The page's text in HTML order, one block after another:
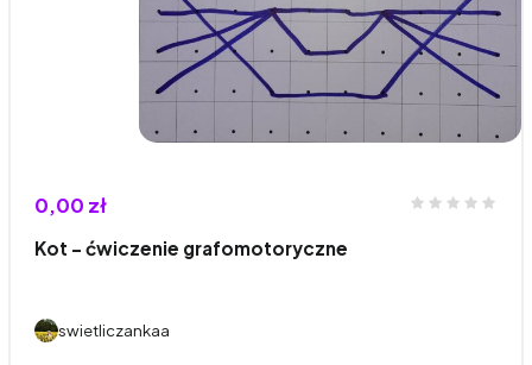
0,00 zł
Kot - ćwiczenie grafomotoryczne
swietliczankaa